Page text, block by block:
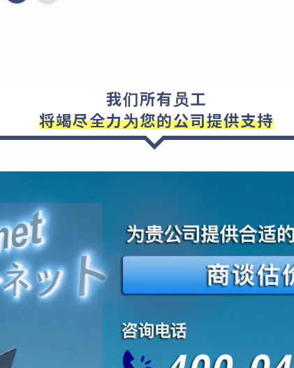
我们所有员工
将竭尽全力为您的公司提供支持